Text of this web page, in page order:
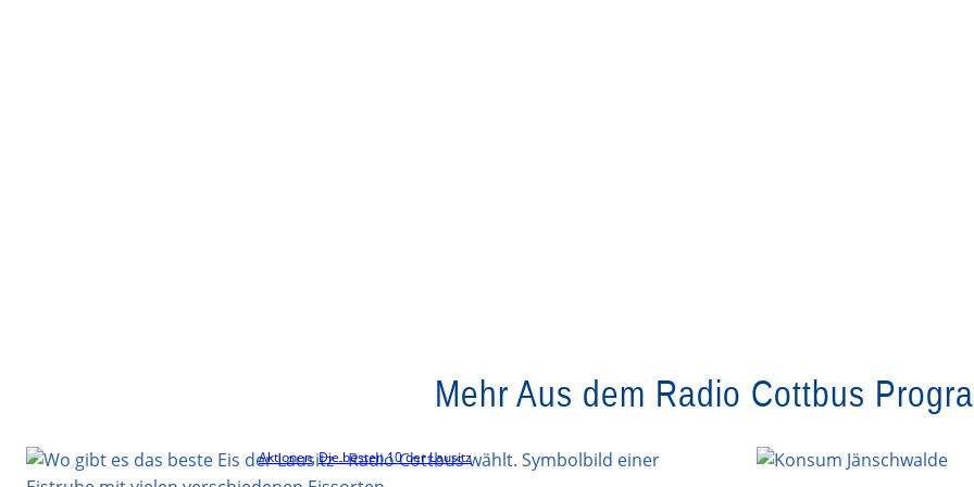
Mehr Aus dem Radio Cottbus
Aktionen, Die besten 10 der Lausitz